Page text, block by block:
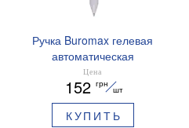
Ручка Buromax гелевая
автоматическая
PRESTIGE SILVER 0,5 мм
синие чернила BM.83102
Цена
152 грн
шт
КУПИТЬ